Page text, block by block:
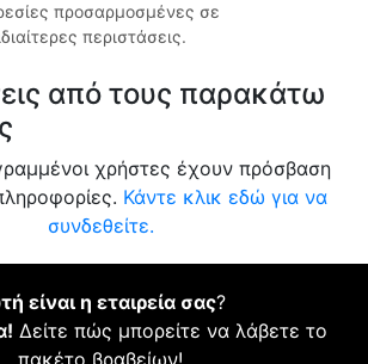
προσαρμοσμένες σε
περιστάσεις.
από τους παρακάτω
χρήστες έχουν πρόσβαση
Κάντε κλικ εδώ για να
συνδεθείτε.
είναι η εταιρεία σας?
Δείτε πώς μπορείτε να λάβετε το